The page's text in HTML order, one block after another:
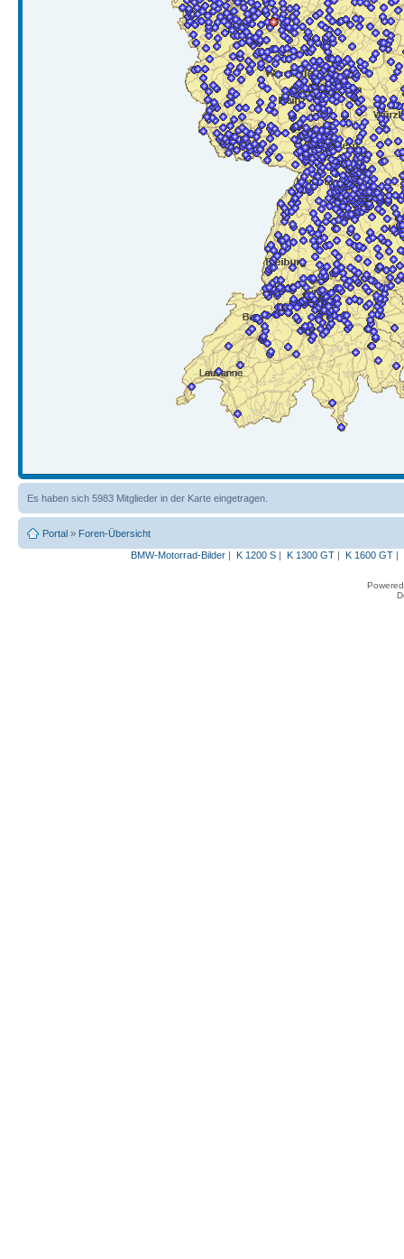
Es haben sich 5983 Mitglieder in der Karte eingetragen.
Portal » Foren-Übersicht
BMW-Motorrad-Bilder| K 1200 S| K 1300 GT| K 1600 GT|